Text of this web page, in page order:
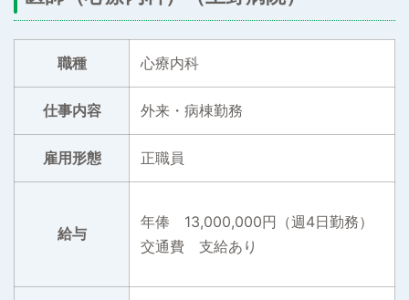
職種 心療内科
仕事内容 外来・病棟勤務
雇用形態 正職員
給与
年俸 13,000,000円（週4日勤務）
交通費 支給あり